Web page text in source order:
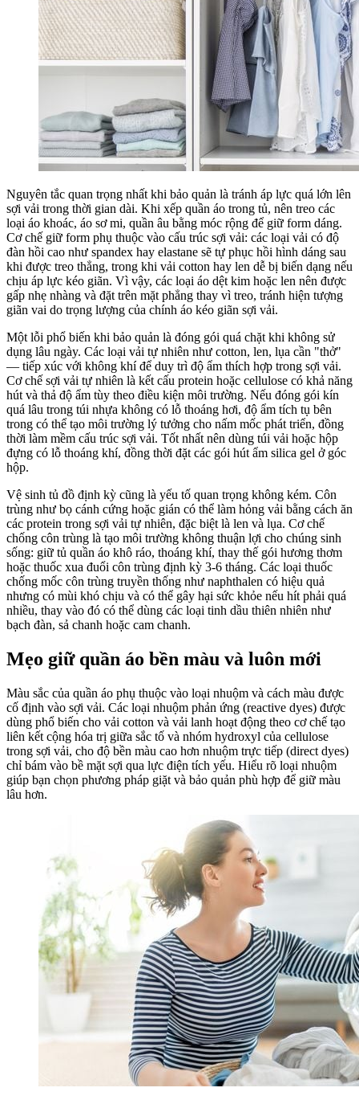
Nguyên tắc quan trọng nhất khi bảo quản là tránh áp lực quá lớn lên
sợi vải trong thời gian dài. Khi xếp quần áo trong tủ, nên treo các
loại áo khoác, áo sơ mi, quần âu bằng móc rộng để giữ form dáng.
Cơ chế giữ form phụ thuộc vào cấu trúc sợi vải: các loại vải có độ
đàn hồi cao như spandex hay elastane sẽ tự phục hồi hình dáng sau
khi được treo thẳng, trong khi vải cotton hay len dễ bị biến dạng nếu
chịu áp lực kéo giãn. Vì vậy, các loại áo dệt kim hoặc len nên được
gấp nhẹ nhàng và đặt trên mặt phẳng thay vì treo, tránh hiện tượng
giãn vai do trọng lượng của chính áo kéo giãn sợi vải.
Một lỗi phổ biến khi bảo quản là đóng gói quá chặt khi không sử
dụng lâu ngày. Các loại vải tự nhiên như cotton, len, lụa cần "thở"
— tiếp xúc với không khí để duy trì độ ẩm thích hợp trong sợi vải.
Cơ chế sợi vải tự nhiên là kết cấu protein hoặc cellulose có khả năng
hút và thả độ ẩm tùy theo điều kiện môi trường. Nếu đóng gói kín
quá lâu trong túi nhựa không có lỗ thoáng hơi, độ ẩm tích tụ bên
trong có thể tạo môi trường lý tưởng cho nấm mốc phát triển, đồng
thời làm mềm cấu trúc sợi vải. Tốt nhất nên dùng túi vải hoặc hộp
đựng có lỗ thoáng khí, đồng thời đặt các gói hút ẩm silica gel ở góc
hộp.
Vệ sinh tủ đồ định kỳ cũng là yếu tố quan trọng không kém. Côn
trùng như bọ cánh cứng hoặc gián có thể làm hỏng vải bằng cách ăn
các protein trong sợi vải tự nhiên, đặc biệt là len và lụa. Cơ chế
chống côn trùng là tạo môi trường không thuận lợi cho chúng sinh
sống: giữ tủ quần áo khô ráo, thoáng khí, thay thế gói hương thơm
hoặc thuốc xua đuổi côn trùng định kỳ 3-6 tháng. Các loại thuốc
chống mốc côn trùng truyền thống như naphthalen có hiệu quả
nhưng có mùi khó chịu và có thể gây hại sức khỏe nếu hít phải quá
nhiều, thay vào đó có thể dùng các loại tinh dầu thiên nhiên như
bạch đàn, sả chanh hoặc cam chanh.
Mẹo giữ quần áo bền màu và luôn mới
Màu sắc của quần áo phụ thuộc vào loại nhuộm và cách màu được
cố định vào sợi vải. Các loại nhuộm phản ứng (reactive dyes) được
dùng phổ biến cho vải cotton và vải lanh hoạt động theo cơ chế tạo
liên kết cộng hóa trị giữa sắc tố và nhóm hydroxyl của cellulose
trong sợi vải, cho độ bền màu cao hơn nhuộm trực tiếp (direct dyes)
chỉ bám vào bề mặt sợi qua lực điện tích yếu. Hiểu rõ loại nhuộm
giúp bạn chọn phương pháp giặt và bảo quản phù hợp để giữ màu
lâu hơn.